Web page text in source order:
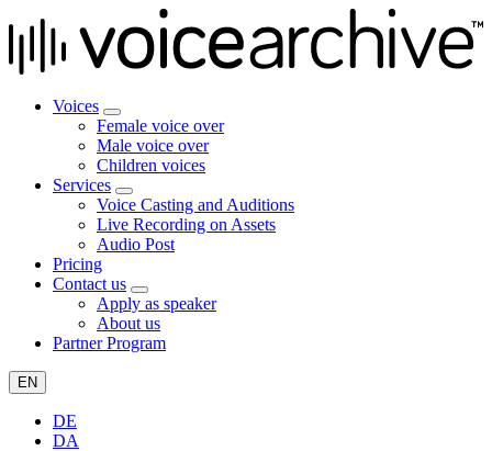
Voices
Female voice over
Male voice over
Children voices
Services
Voice Casting and Auditions
Live Recording on Assets
Audio Post
Pricing
Contact us
Apply as speaker
About us
Partner Program
EN
DE
DA